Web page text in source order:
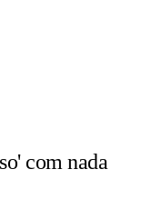
com nada